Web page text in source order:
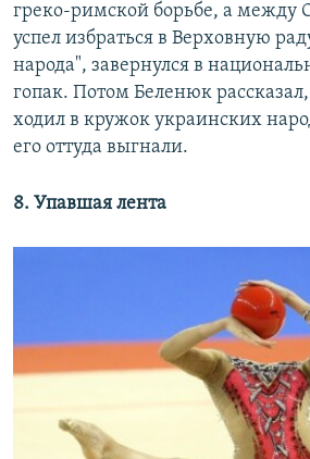
греко-римской борьбе, а между
успел избраться в Верховную
народа", завернулся в
гопак. Потом Беленюк рассказал,
ходил в кружок украинских
его оттуда выгнали.
8. Упавшая лента